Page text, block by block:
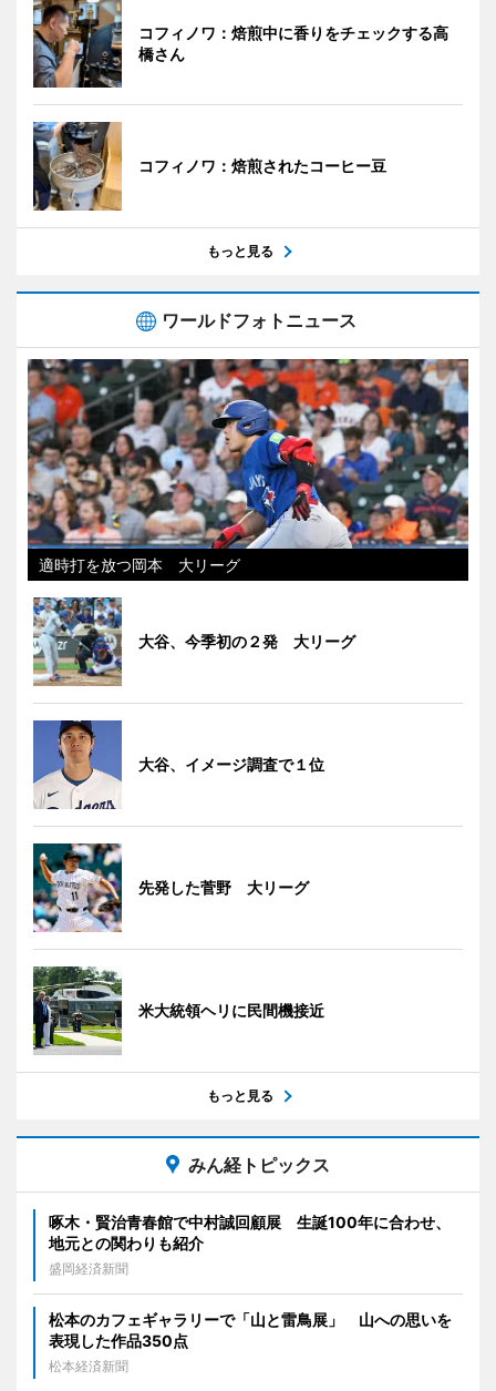
コフィノワ：焙煎中に香りをチェックする高
橋さん
コフィノワ：焙煎されたコーヒー豆
もっと見る
ワールドフォトニュース
適時打を放つ岡本 大リーグ
大谷、今季初の２発 大リーグ
大谷、イメージ調査で１位
先発した菅野 大リーグ
米大統領ヘリに民間機接近
もっと見る
みん経トピックス
啄木・賢治青春館で中村誠回顧展 生誕100年に合わせ、
地元との関わりも紹介
盛岡経済新聞
松本のカフェギャラリーで「山と雷鳥展」 山への思いを
表現した作品350点
松本経済新聞